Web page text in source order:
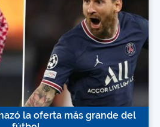
la oferta más grande del